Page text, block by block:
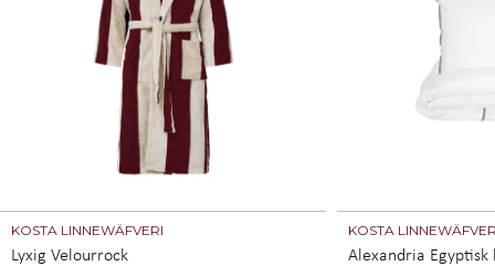
Lyxig Velourrock
KOSTA LINNEWÄFVERI
Alexandria
KOSTA